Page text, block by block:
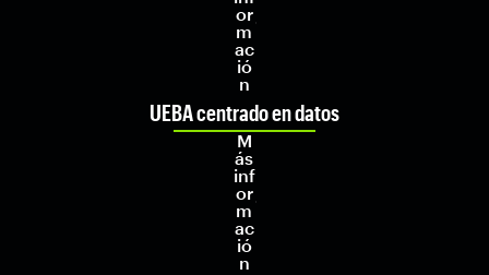
or
m
ac
ió
n
UEBA centrado en datos
M
ás
inf
or
m
ac
ió
n